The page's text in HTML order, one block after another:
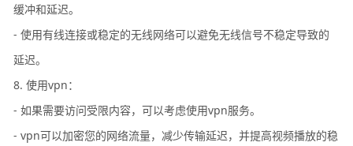
缓冲和延迟。
- 使用有线连接或稳定的无线网络可以避免无线信号不稳定导致的
延迟。
8. 使用vpn：
- 如果需要访问受限内容，可以考虑使用vpn服务。
- vpn可以加密您的网络流量，减少传输延迟，并提高视频播放的稳